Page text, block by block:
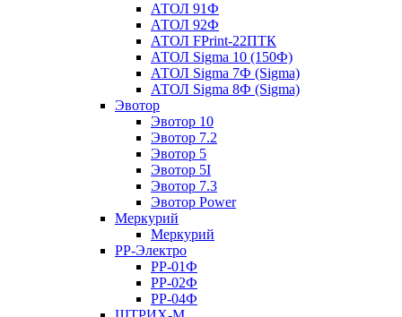
АТОЛ 91Ф
АТОЛ 92Ф
АТОЛ FPrint-22ПТК
АТОЛ Sigma 10 (150Ф)
АТОЛ Sigma 7Ф (Sigma)
АТОЛ Sigma 8Ф (Sigma)
Эвотор
Эвотор 10
Эвотор 7.2
Эвотор 5
Эвотор 5I
Эвотор 7.3
Эвотор Power
Меркурий
Меркурий
РР-Электро
РР-01Ф
РР-02Ф
РР-04Ф